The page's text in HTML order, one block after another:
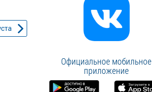
Официальное мобильное
приложение